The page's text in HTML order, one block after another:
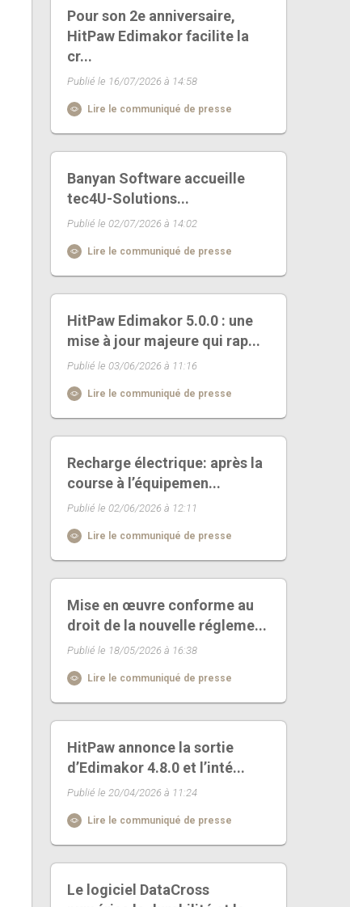
Pour son 2e anniversaire,
HitPaw Edimakor facilite la
cr...
Publié le 16/07/2026 à 14:58
Lire le communiqué de presse
Banyan Software accueille
tec4U-Solutions...
Publié le 02/07/2026 à 14:02
Lire le communiqué de presse
HitPaw Edimakor 5.0.0 : une
mise à jour majeure qui rap...
Publié le 03/06/2026 à 11:16
Lire le communiqué de presse
Recharge électrique: après la
course à l’équipemen...
Publié le 02/06/2026 à 12:11
Lire le communiqué de presse
Mise en œuvre conforme au
droit de la nouvelle régleme...
Publié le 18/05/2026 à 16:38
Lire le communiqué de presse
HitPaw annonce la sortie
d’Edimakor 4.8.0 et l’inté...
Publié le 20/04/2026 à 11:24
Lire le communiqué de presse
Le logiciel DataCross